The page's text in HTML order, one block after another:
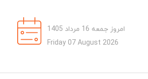
امروز جمعه 16 مرداد 1405
Friday 07 August 2026